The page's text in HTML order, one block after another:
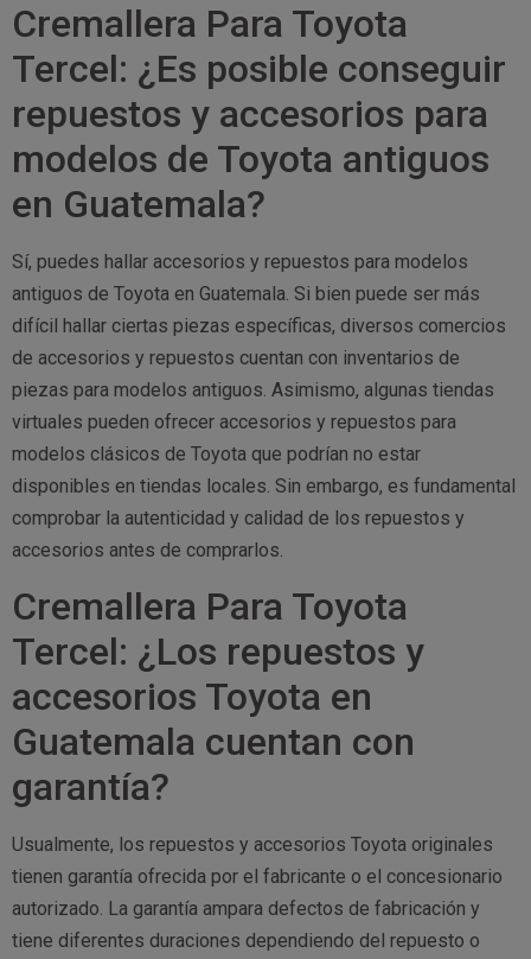
Cremallera Para Toyota
Tercel: ¿Es posible conseguir
repuestos y accesorios para
modelos de Toyota antiguos
en Guatemala?
Sí, puedes hallar accesorios y repuestos para modelos
antiguos de Toyota en Guatemala. Si bien puede ser más
difícil hallar ciertas piezas específicas, diversos comercios
de accesorios y repuestos cuentan con inventarios de
piezas para modelos antiguos. Asimismo, algunas tiendas
virtuales pueden ofrecer accesorios y repuestos para
modelos clásicos de Toyota que podrían no estar
disponibles en tiendas locales. Sin embargo, es fundamental
comprobar la autenticidad y calidad de los repuestos y
accesorios antes de comprarlos.
Cremallera Para Toyota
Tercel: ¿Los repuestos y
accesorios Toyota en
Guatemala cuentan con
garantía?
Usualmente, los repuestos y accesorios Toyota originales
tienen garantía ofrecida por el fabricante o el concesionario
autorizado. La garantía ampara defectos de fabricación y
tiene diferentes duraciones dependiendo del repuesto o